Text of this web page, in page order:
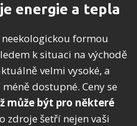
energie a tepla
formou
k situaci na východě
velmi vysoké, a
dostupné. Ceny se
může být pro některé
zdroje šetří nejen vaši